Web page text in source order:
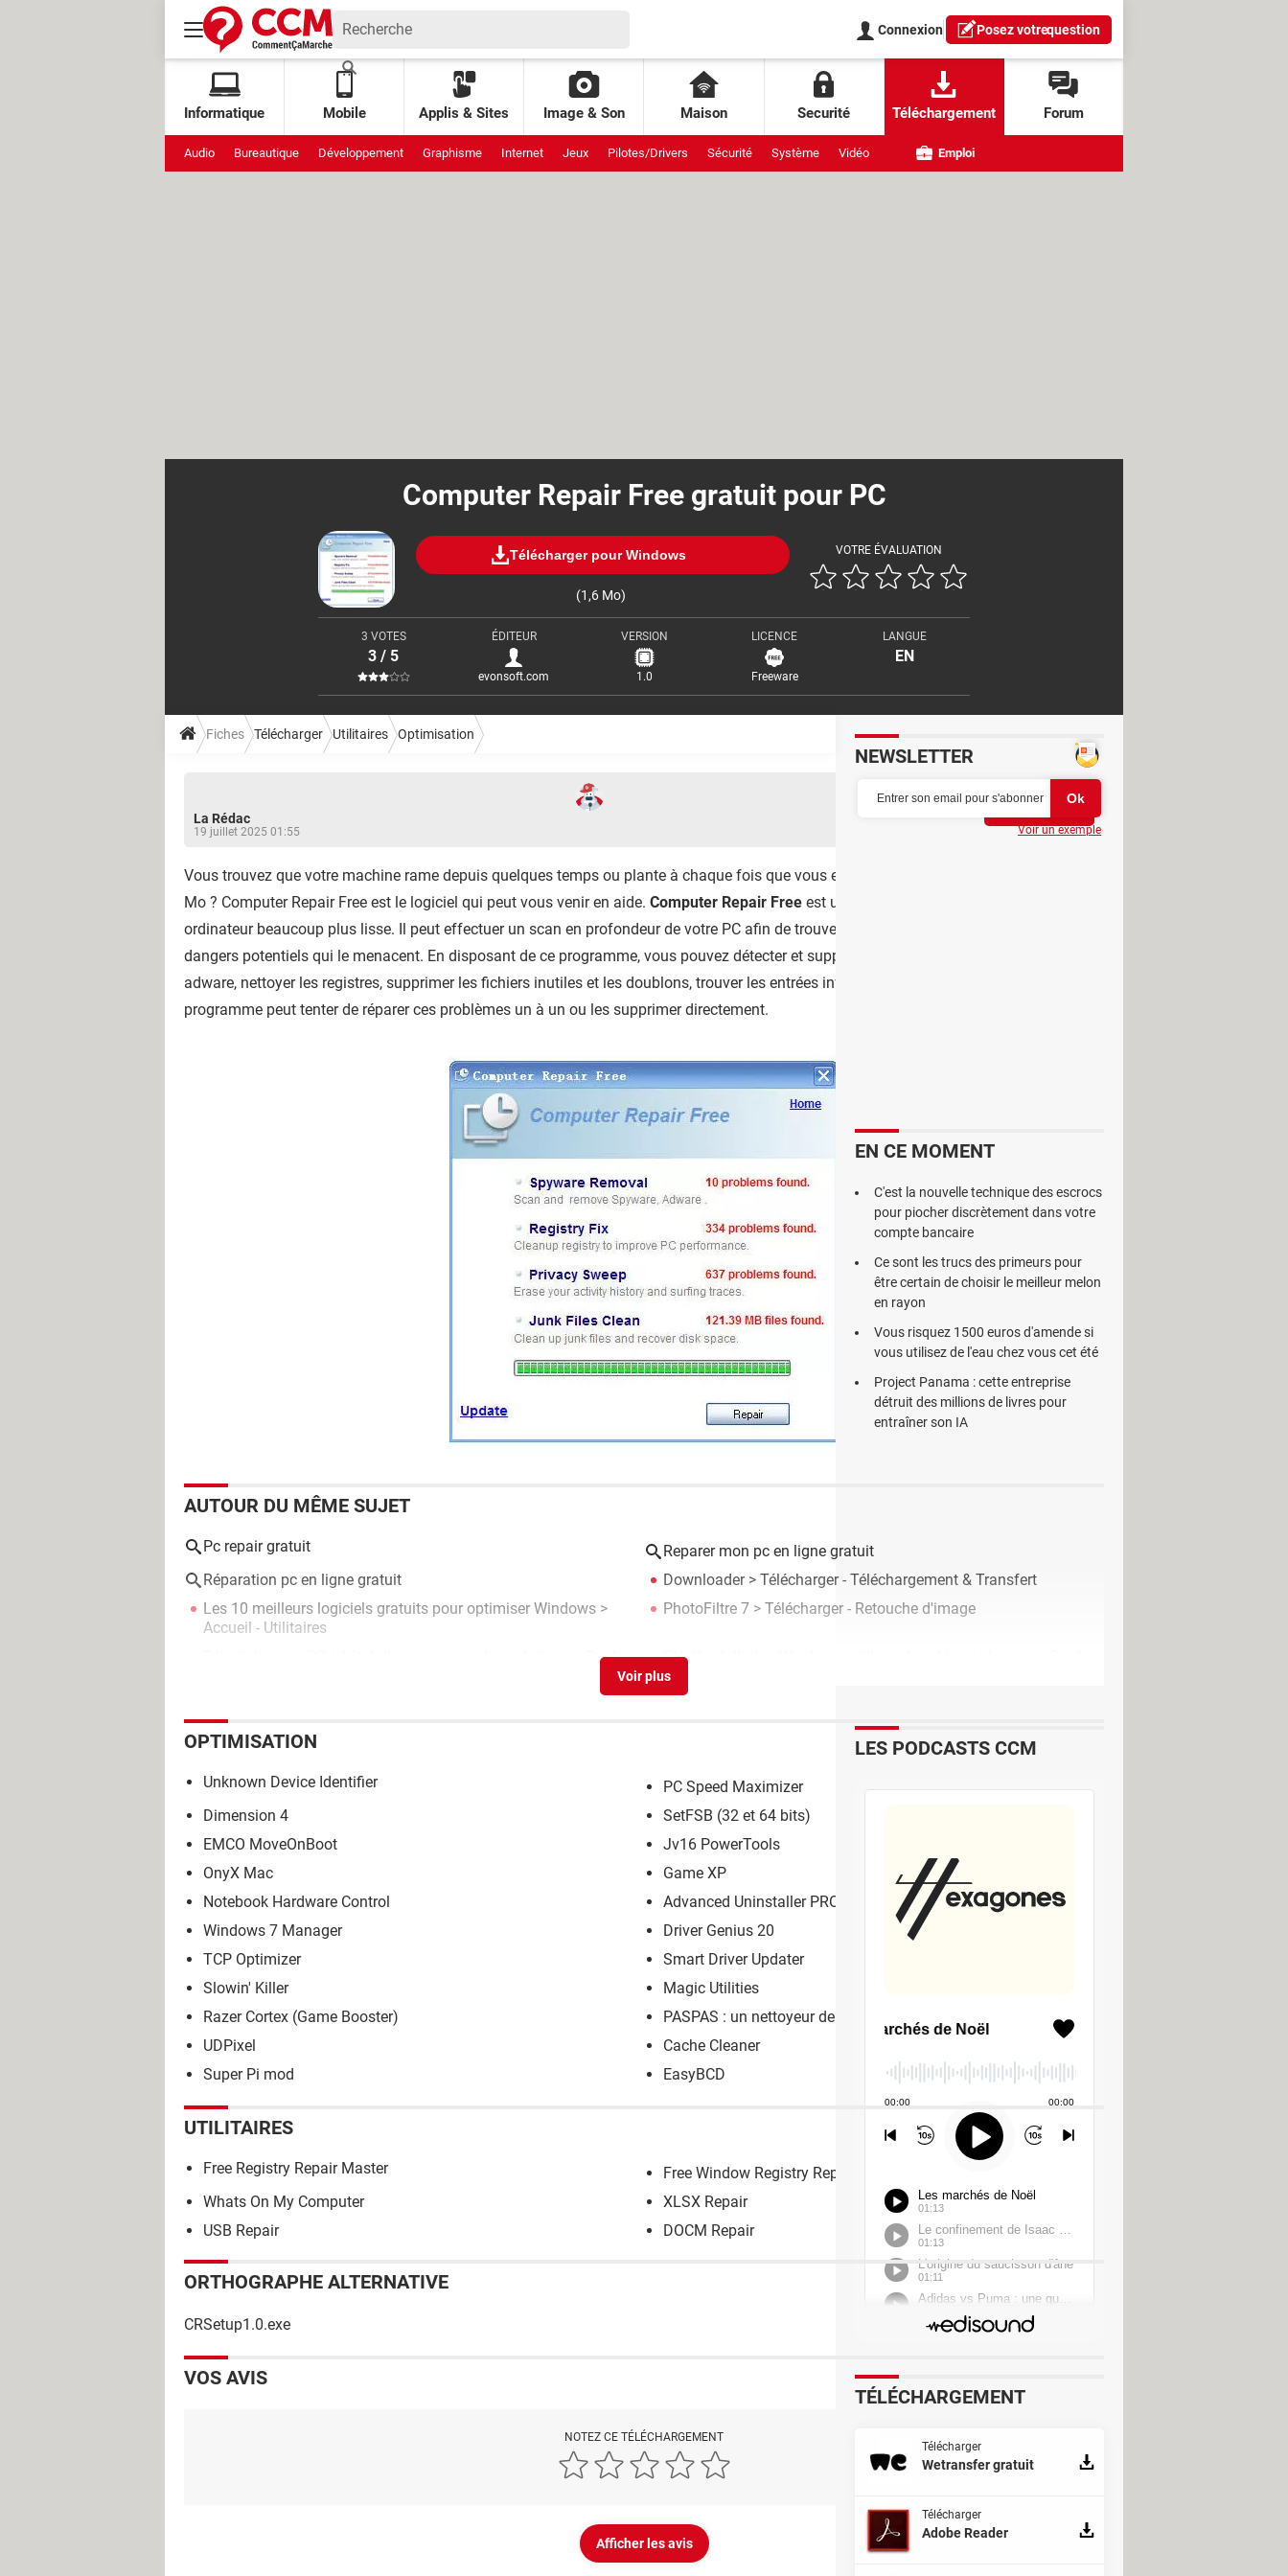
Connexion Posez votrequestion
Informatique Mobile Applis & Sites Image & Son Maison Securité Téléchargement Forum
Audio Bureautique Développement Graphisme Internet Jeux Pilotes/Drivers Sécurité Système Vidéo Emploi
Computer Repair Free gratuit pour PC
Télécharger pour Windows
(1,6 Mo)
VOTRE ÉVALUATION
3 VOTES
3 / 5
ÉDITEUR
evonsoft.com
VERSION
1.0
LICENCE
Freeware
LANGUE
EN
Fiches Télécharger Utilitaires Optimisation
La Rédac
19 juillet 2025 01:55
Vous trouvez que votre machine rame depuis quelques temps ou plante à chaque fois que vous exécutez un programme de quelques
Mo ? Computer Repair Free est le logiciel qui peut vous venir en aide. Computer Repair Free est un outil de nettoyage qui va rendre votre
ordinateur beaucoup plus lisse. Il peut effectuer un scan en profondeur de votre PC afin de trouver les problèmes qui l’affectent ou les
dangers potentiels qui le menacent. En disposant de ce programme, vous pouvez détecter et supprimer les logiciels espions et les
adware, nettoyer les registres, supprimer les fichiers inutiles et les doublons, trouver les entrées invalides, etc. Selon votre choix, le
programme peut tenter de réparer ces problèmes un à un ou les supprimer directement.
AUTOUR DU MÊME SUJET
Pc repair gratuit
Reparer mon pc en ligne gratuit
Réparation pc en ligne gratuit
Downloader> Télécharger - Téléchargement & Transfert
Les 10 meilleurs logiciels gratuits pour optimiser Windows >
Accueil - Utilitaires
PhotoFiltre 7 > Télécharger - Retouche d'image
> Guide Clé d'installation Windows : utiliser des clés génériques
OPTIMISATION
Unknown Device Identifier
PC Speed Maximizer
Dimension 4
SetFSB (32 et 64 bits)
EMCO MoveOnBoot
Jv16 PowerTools
OnyX Mac
Game XP
Notebook Hardware Control
Advanced Uninstaller PRO
Windows 7 Manager
Driver Genius 20
TCP Optimizer
Smart Driver Updater
Slowin' Killer
Magic Utilities
Razer Cortex (Game Booster)
PASPAS : un nettoyeur de PC gratuit et sans installation
UDPixel
Cache Cleaner
Super Pi mod
EasyBCD
UTILITAIRES
Free Registry Repair Master
Free Window Registry Repair
Whats On My Computer
XLSX Repair
USB Repair
DOCM Repair
ORTHOGRAPHE ALTERNATIVE
CRSetup1.0.exe
VOS AVIS
NOTEZ CE TÉLÉCHARGEMENT
Afficher les avis
NEWSLETTER
Voir un exemple
EN CE MOMENT
C'est la nouvelle technique des escrocs
pour piocher discrètement dans votre
compte bancaire
Ce sont les trucs des primeurs pour
être certain de choisir le meilleur melon
en rayon
Vous risquez 1500 euros d'amende si
vous utilisez de l'eau chez vous cet été
Project Panama : cette entreprise
détruit des millions de livres pour
entraîner son IA
LES PODCASTS CCM
TÉLÉCHARGEMENT
Télécharger
Wetransfer gratuit
Télécharger
Adobe Reader